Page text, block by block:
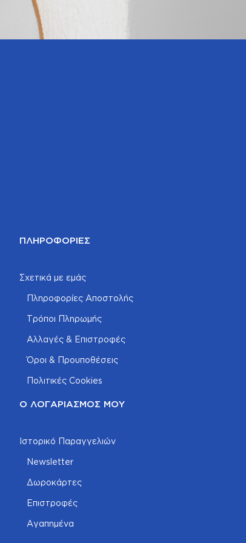
ΠΛΗΡΟΦΟΡΊΕΣ
Σχετικά με εμάς
Πληροφορίες Αποστολής
Τρόποι Πληρωμής
Αλλαγές & Επιστροφές
Όροι & Προυποθέσεις
Πολιτικές Cookies
Ο ΛΟΓΑΡΙΑΣΜΌΣ ΜΟΥ
Ιστορικό Παραγγελιών
Newsletter
Δωροκάρτες
Επιστροφές
Αγαπημένα